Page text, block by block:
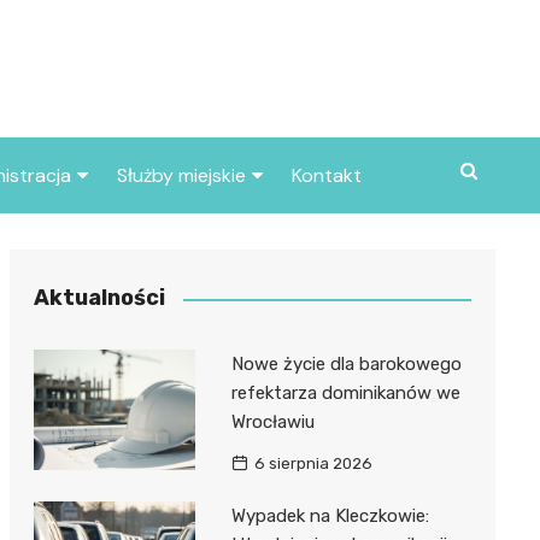
miasta
Służby miejskie
Policja
Kontakt
Aktualności
Nowe życie dla barokowego
refektarza dominikanów we
Wrocławiu
6 sierpnia 2026
Wypadek na Kleczkowie: